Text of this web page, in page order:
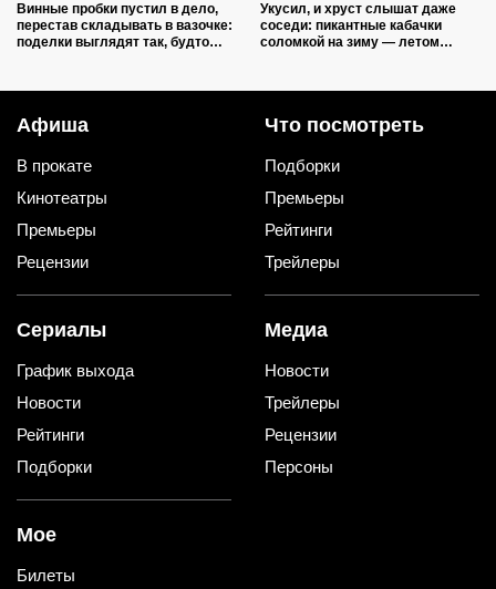
Винные пробки пустил в дело,
перестав складывать в вазочке:
поделки выглядят так, будто
Укусил, и хруст слышат даже
соседи: пикантные кабачки
соломкой на зиму — летом
Афиша
В прокате
Кинотеатры
Премьеры
Рецензии
Что посмотреть
Подборки
Премьеры
Рейтинги
Трейлеры
Сериалы
График выхода
Новости
Рейтинги
Подборки
Медиа
Новости
Трейлеры
Рецензии
Персоны
Мое
Билеты